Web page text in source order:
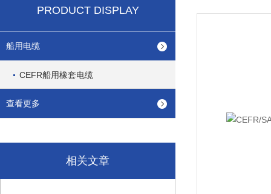
PRODUCT DISPLAY
船用电缆
CEFR船用橡套电缆
查看更多
相关文章